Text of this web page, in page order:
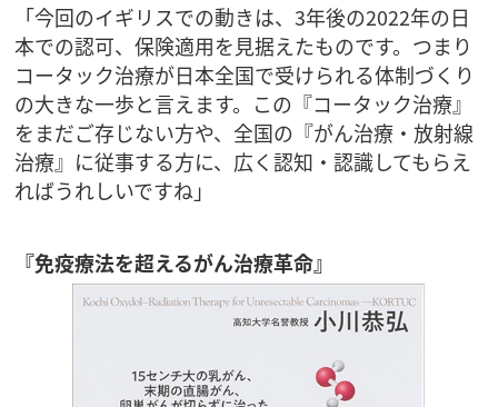
「今回のイギリスでの動きは、3年後の2022年の日
本での認可、保険適用を見据えたものです。つまり
コータック治療が日本全国で受けられる体制づくり
の大きな一歩と言えます。この『コータック治療』
をまだご存じない方や、全国の『がん治療・放射線
治療』に従事する方に、広く認知・認識してもらえ
ればうれしいですね」
『免疫療法を超えるがん治療革命』